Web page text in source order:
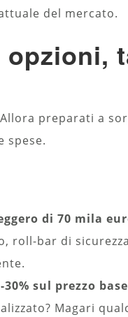
del mercato.
Allora preparati a
spese.
di 70 mila
roll-bar di
sul prezzo
Magari